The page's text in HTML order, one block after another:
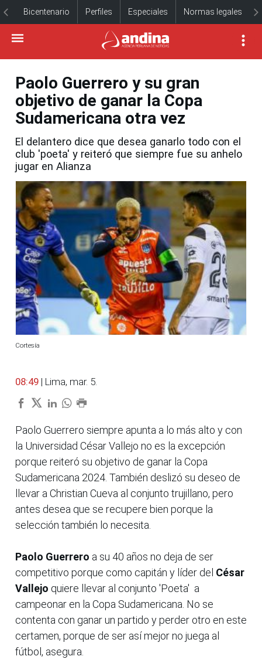
Bicentenario Perfiles Especiales Normas legales
Paolo Guerrero y su gran
objetivo de ganar la Copa
Sudamericana otra vez
El delantero dice que desea ganarlo todo con el
club 'poeta' y reiteró que siempre fue su anhelo
jugar en Alianza
Cortesía
08:49 | Lima, mar. 5.
Paolo Guerrero siempre apunta a lo más alto y con
la Universidad César Vallejo no es la excepción
porque reiteró su objetivo de ganar la Copa
Sudamericana 2024. También deslizó su deseo de
llevar a Christian Cueva al conjunto trujillano, pero
antes desea que se recupere bien porque la
selección también lo necesita.
Paolo Guerrero a su 40 años no deja de ser
competitivo porque como capitán y líder del César
Vallejo quiere llevar al conjunto 'Poeta' a
campeonar en la Copa Sudamericana. No se
contenta con ganar un partido y perder otro en este
certamen, porque de ser así mejor no juega al
fútbol, asegura.